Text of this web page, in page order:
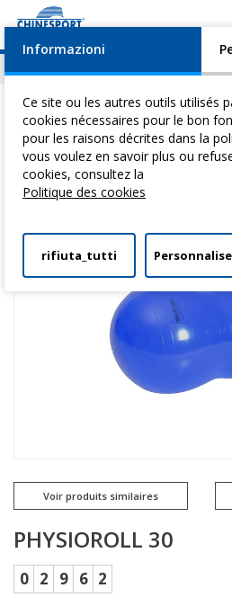
Actualités Evénements Video
Vous êtes ici: Home>Gymnastique
Physioroll 30
Voir produits similaires
PHYSIOROLL 30
0 2 9 6 2
Informazioni
Ce site ou les autres outils utilisés
cookies nécessaires pour le bon
pour les raisons décrites dans la
vous voulez en savoir plus ou
cookies, consultez la
Politique des cookies
rifiuta_tutti